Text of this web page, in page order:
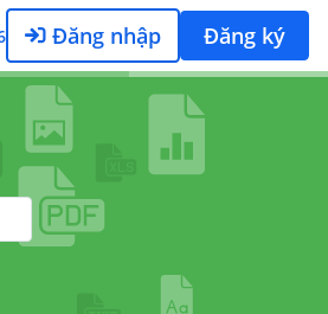
Đăng nhập Đăng ký